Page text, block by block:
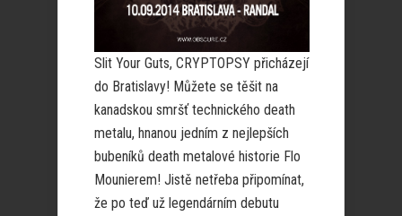
Slit Your Guts, CRYPTOPSY přicházejí
do Bratislavy! Můžete se těšit na
kanadskou smršť technického death
metalu, hnanou jedním z nejlepších
bubeníků death metalové historie Flo
Mounierem! Jistě netřeba připomínat,
že po teď už legendárním debutu